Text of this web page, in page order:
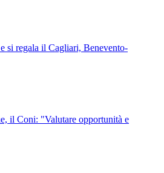
si regala il Cagliari, Benevento-
il Coni: "Valutare opportunità e